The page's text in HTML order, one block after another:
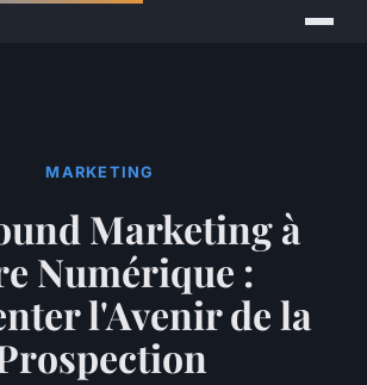
MARKETING
Marketing à
Numérique :
l'Avenir de la